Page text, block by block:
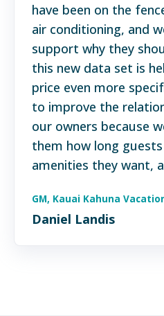
have been on the
air conditioning, and
support why they
this new data set is
price even more
to improve the
our owners because
them how long
amenities they want,
GM, Kauai Kahuna
Daniel Landis